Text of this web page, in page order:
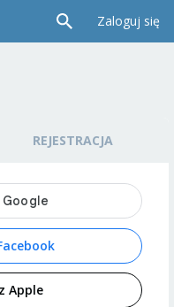
Zaloguj się
REJESTRACJA
Apple